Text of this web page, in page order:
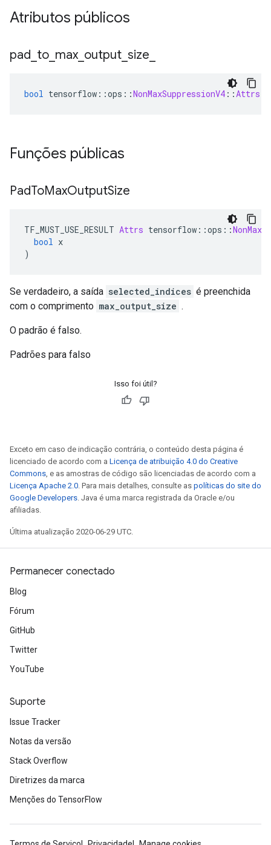
Atributos públicos
pad to max output size
bool tensorflow ::ops ::NonMaxSuppressionV4 ::Attrs
Funções públicas
PadToMaxOutputSize
TF_MUST_USE_RESULT Attrs tensorflow ::ops ::
bool x
)
Se verdadeiro, a saída selected_indices é preenchida
com o comprimento max_output_size .
O padrão é falso.
Padrões para falso
Isso foi útil?
Exceto em caso de indicação contrária, o conteúdo desta página é
licenciado de acordo com a Licença de atribuição 4.0 do Creative
Commons, e as amostras de código são licenciadas de acordo com a
Licença Apache 2.0. Para mais detalhes, consulte as políticas do site do
Google Developers. Java é uma marca registrada da Oracle e/ou
afiliadas.
Última atualização 2020-06-29 UTC.
Permanecer conectado
Blog
Fórum
GitHub
Twitter
YouTube
Suporte
Issue Tracker
Notas da versão
Stack Overflow
Diretrizes da marca
Menções do TensorFlow